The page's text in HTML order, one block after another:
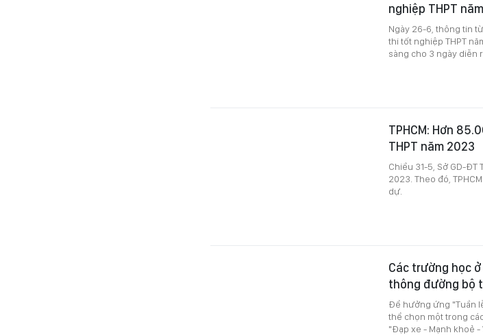
nghiệp THPT
Ngày 26-6, thông tin
thi tốt nghiệp THPT
sàng cho 3 ngày diễn
TPHCM: Hơn
THPT năm 2023
Chiều 31-5, Sở GD-ĐT
2023. Theo đó,
dự.
Các trường học
thông đường bộ
Để hưởng ứng "Tuần
thể chọn một trong
"Đạp xe - Mạnh khoẻ -